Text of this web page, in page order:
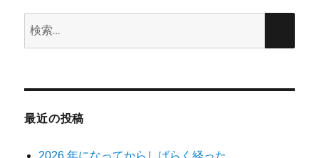
検
索
最近の投稿